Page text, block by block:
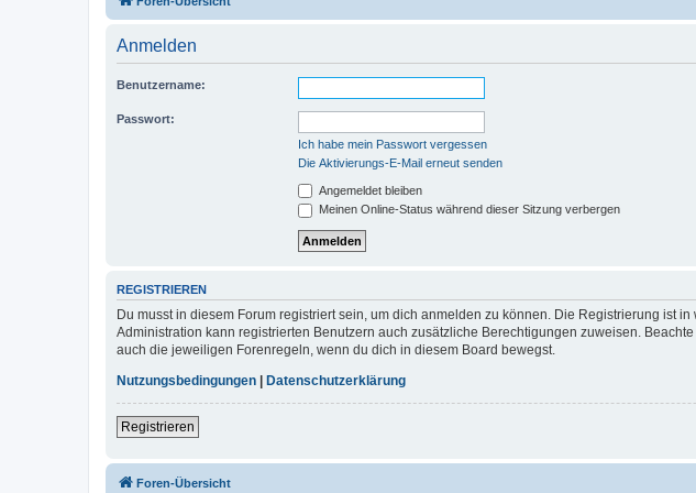
Anmelden
Benutzername:
Passwort:
Ich habe mein Passwort vergessen
Die Aktivierungs-E-Mail erneut senden
Angemeldet bleiben
Meinen Online-Status während dieser Sitzung verbergen
REGISTRIEREN
Du musst in diesem Forum registriert sein, um dich anmelden zu können. Die Registrierung ist
Administration kann registrierten Benutzern auch zusätzliche Berechtigungen zuweisen.
auch die jeweiligen Forenregeln, wenn du dich in diesem Board bewegst.
Nutzungsbedingungen
Datenschutzerklärung
Registrieren
Foren-Übersicht